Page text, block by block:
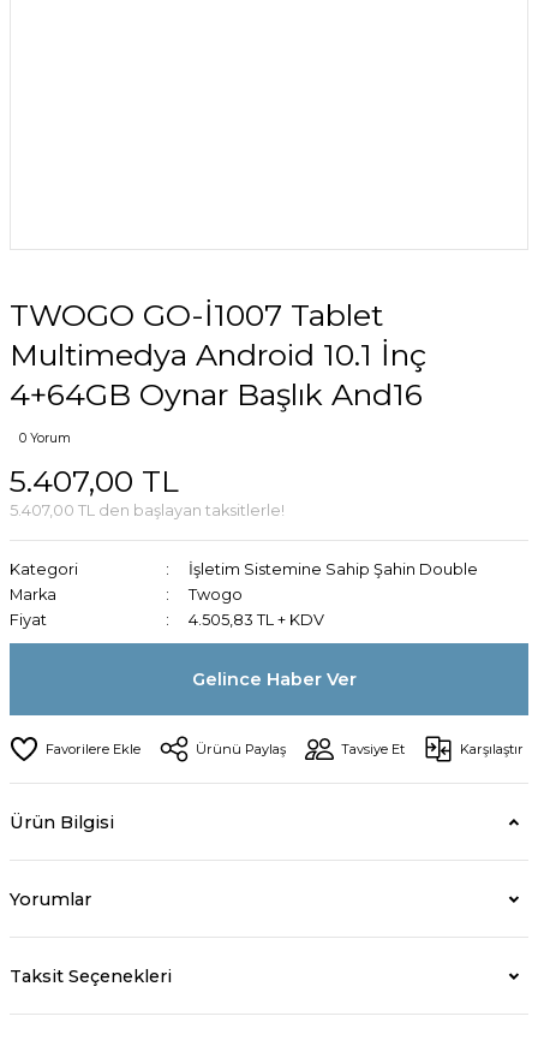
TWOGO GO-İ1007 Tablet
Multimedya Android 10.1 İnç
4+64GB Oynar Başlık And16
0 Yorum
5.407,00 TL
5.407,00 TL den başlayan taksitlerle!
Kategori
İşletim Sistemine Sahip Şahin Double
Marka
Twogo
Fiyat
4.505,83 TL + KDV
Gelince Haber Ver
Ürünü Paylaş Tavsiye Et Karşılaştır
Ürün Bilgisi
Yorumlar
Taksit Seçenekleri